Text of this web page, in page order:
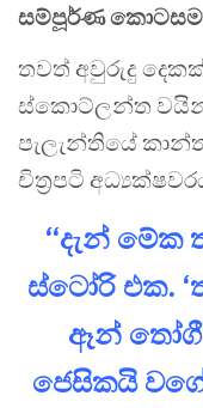
සම්පූර්ණ කොටසම
තවත් අවුරුදු
ස්කොට්ලන්ත වයින්
පැලැන්තියේ
චිත්‍රපටි
“දැන්
ස්ටෝරි එක.
ඈන්
ජෙසිකයි